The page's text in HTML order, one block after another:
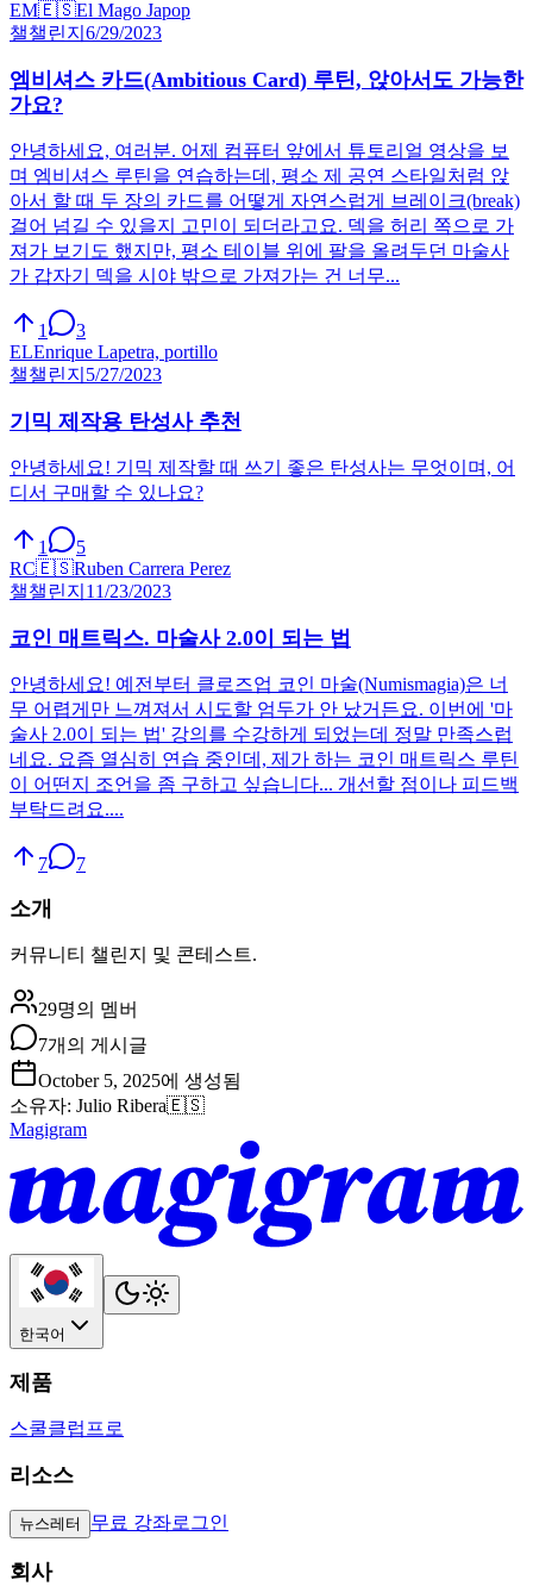
EM🇪🇸El Mago Japop
챌챌린지 6/29/2023
엠비셔스 카드(Ambitious Card) 루틴, 앉아서도 가능한
가요?
안녕하세요, 여러분. 어제 컴퓨터 앞에서 튜토리얼 영상을 보
며 엠비셔스 루틴을 연습하는데, 평소 제 공연 스타일처럼 앉
아서 할 때 두 장의 카드를 어떻게 자연스럽게 브레이크(break)
걸어 넘길 수 있을지 고민이 되더라고요. 덱을 허리 쪽으로 가
져가 보기도 했지만, 평소 테이블 위에 팔을 올려두던 마술사
가 갑자기 덱을 시야 밖으로 가져가는 건 너무...
1
3
ELEnrique Lapetra, portillo
챌챌린지 5/27/2023
기믹 제작용 탄성사 추천
안녕하세요! 기믹 제작할 때 쓰기 좋은 탄성사는 무엇이며, 어
디서 구매할 수 있나요?
1
5
RC🇪🇸Ruben Carrera Perez
챌챌린지 11/23/2023
코인 매트릭스. 마술사 2.0이 되는 법
안녕하세요! 예전부터 클로즈업 코인 마술(Numismagia)은 너
무 어렵게만 느껴져서 시도할 엄두가 안 났거든요. 이번에 '마
술사 2.0이 되는 법' 강의를 수강하게 되었는데 정말 만족스럽
네요. 요즘 열심히 연습 중인데, 제가 하는 코인 매트릭스 루틴
이 어떤지 조언을 좀 구하고 싶습니다... 개선할 점이나 피드백
부탁드려요....
7 7
소개
커뮤니티 챌린지 및 콘테스트.
29명의 멤버
7개의 게시글
October 5, 2025에 생성됨
소유자: Julio Ribera🇪🇸
Magigram
한국어
제품
스쿨클럽 프로
리소스
뉴스레터 무료 강좌로그인
회사